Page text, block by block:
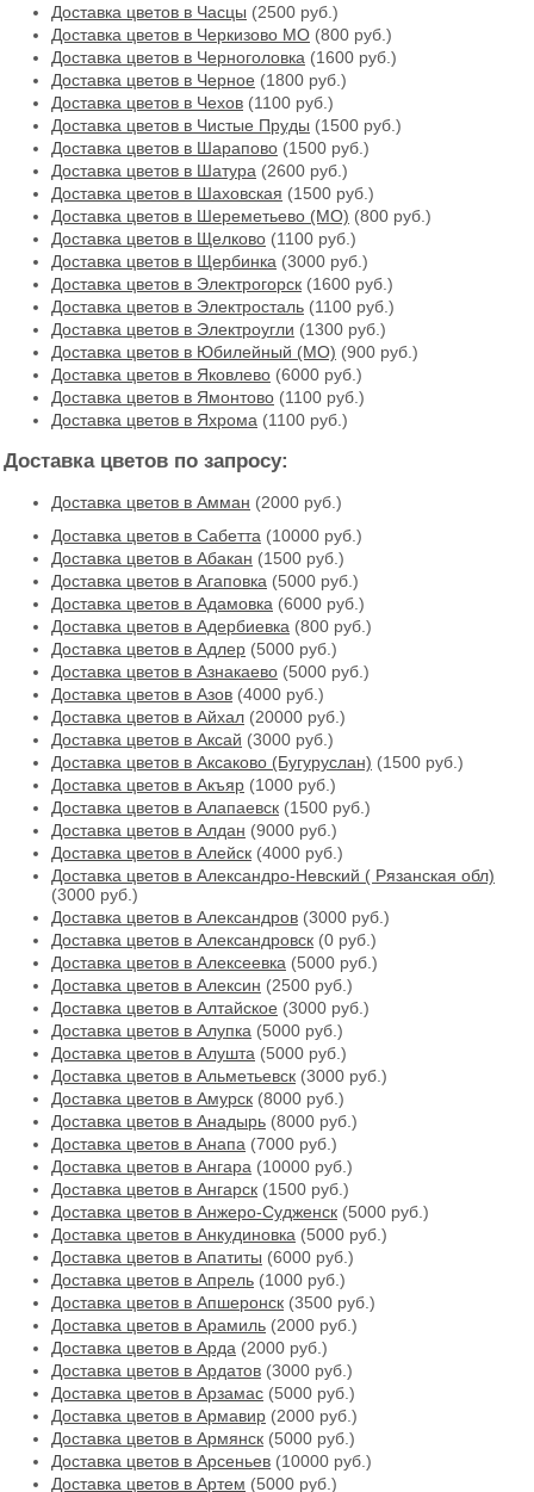
Доставка цветов в Часцы (2500 руб.)
Доставка цветов в Черкизово МО (800 руб.)
Доставка цветов в Черноголовка (1600 руб.)
Доставка цветов в Черное (1800 руб.)
Доставка цветов в Чехов (1100 руб.)
Доставка цветов в Чистые Пруды (1500 руб.)
Доставка цветов в Шарапово (1500 руб.)
Доставка цветов в Шатура (2600 руб.)
Доставка цветов в Шаховская (1500 руб.)
Доставка цветов в Шереметьево (МО) (800 руб.)
Доставка цветов в Щелково (1100 руб.)
Доставка цветов в Щербинка (3000 руб.)
Доставка цветов в Электрогорск (1600 руб.)
Доставка цветов в Электросталь (1100 руб.)
Доставка цветов в Электроугли (1300 руб.)
Доставка цветов в Юбилейный (МО) (900 руб.)
Доставка цветов в Яковлево (6000 руб.)
Доставка цветов в Ямонтово (1100 руб.)
Доставка цветов в Яхрома (1100 руб.)
Доставка цветов по запросу:
Доставка цветов в Амман (2000 руб.)
Доставка цветов в Cабетта (10000 руб.)
Доставка цветов в Абакан (1500 руб.)
Доставка цветов в Агаповка (5000 руб.)
Доставка цветов в Адамовка (6000 руб.)
Доставка цветов в Адербиевка (800 руб.)
Доставка цветов в Адлер (5000 руб.)
Доставка цветов в Азнакаево (5000 руб.)
Доставка цветов в Азов (4000 руб.)
Доставка цветов в Айхал (20000 руб.)
Доставка цветов в Аксай (3000 руб.)
Доставка цветов в Аксаково (Бугуруслан) (1500 руб.)
Доставка цветов в Акъяр (1000 руб.)
Доставка цветов в Алапаевск (1500 руб.)
Доставка цветов в Алдан (9000 руб.)
Доставка цветов в Алейск (4000 руб.)
Доставка цветов в Александро-Невский ( Рязанская обл)
(3000 руб.)
Доставка цветов в Александров (3000 руб.)
Доставка цветов в Александровск (0 руб.)
Доставка цветов в Алексеевка (5000 руб.)
Доставка цветов в Алексин (2500 руб.)
Доставка цветов в Алтайское (3000 руб.)
Доставка цветов в Алупка (5000 руб.)
Доставка цветов в Алушта (5000 руб.)
Доставка цветов в Альметьевск (3000 руб.)
Доставка цветов в Амурск (8000 руб.)
Доставка цветов в Анадырь (8000 руб.)
Доставка цветов в Анапа (7000 руб.)
Доставка цветов в Ангара (10000 руб.)
Доставка цветов в Ангарск (1500 руб.)
Доставка цветов в Анжеро-Судженск (5000 руб.)
Доставка цветов в Анкудиновка (5000 руб.)
Доставка цветов в Апатиты (6000 руб.)
Доставка цветов в Апрель (1000 руб.)
Доставка цветов в Апшеронск (3500 руб.)
Доставка цветов в Арамиль (2000 руб.)
Доставка цветов в Арда (2000 руб.)
Доставка цветов в Ардатов (3000 руб.)
Доставка цветов в Арзамас (5000 руб.)
Доставка цветов в Армавир (2000 руб.)
Доставка цветов в Армянск (5000 руб.)
Доставка цветов в Арсеньев (10000 руб.)
Доставка цветов в Артем (5000 руб.)